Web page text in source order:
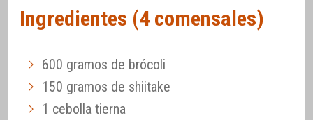
Ingredientes (4 comensales)
600 gramos de brócoli
150 gramos de shiitake
1 cebolla tierna